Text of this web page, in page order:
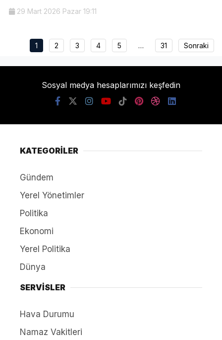
29 Mart 2026 Pazar 19:11
1 2 3 4 5 … 31 Sonraki
Sosyal medya hesaplarımızı keşfedin
KATEGORİLER
Gündem
Yerel Yönetimler
Politika
Ekonomi
Yerel Politika
Dünya
SERVİSLER
Hava Durumu
Namaz Vakitleri